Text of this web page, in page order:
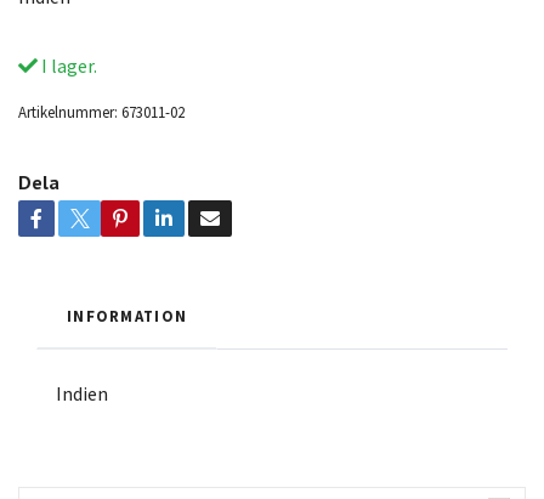
I lager.
Artikelnummer: 673011-02
Dela
INFORMATION
Indien